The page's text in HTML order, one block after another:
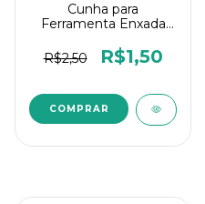
Cunha para
Ferramenta Enxada
R$2,50
R$1,50